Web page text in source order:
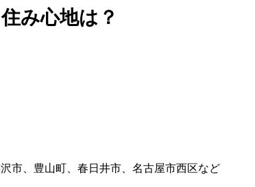
み心地は？
市、豊山町、春日井市、名古屋市西区など